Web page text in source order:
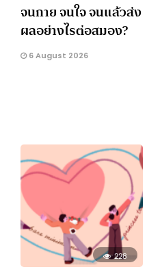
จนกาย จนใจ จนแล้วส่ง
ผลอย่างไรต่อสมอง?
6 August 2026
228